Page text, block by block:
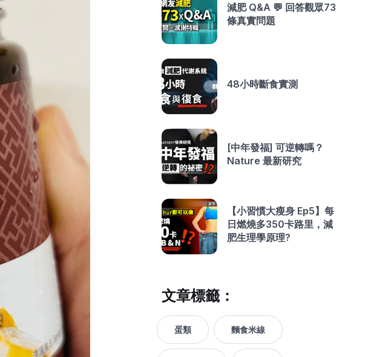
減肥 Q&A 💬 回答觀眾73
條真實問題
48小時斷食實測
[中年發福] 可逆轉嗎？
Nature 最新研究
【小習慣大瘦身 Ep5】每
日燃燒多350卡路里，減
肥生理學原理?
文章標籤：
蛋類 麵食米線